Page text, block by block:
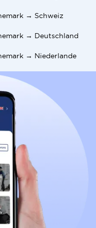
→ Schweiz
→ Deutschland
→ Niederlande